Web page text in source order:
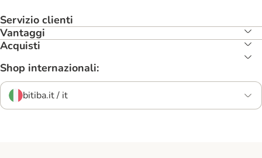
Servizio clienti
Vantaggi
Acquisti
Shop internazionali:
bitiba.it / it